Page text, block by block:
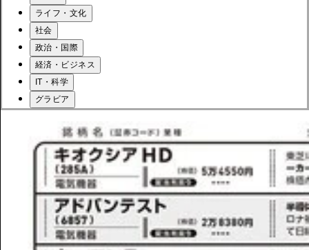
ライフ・文化
社会
政治・国際
経済・ビジネス
IT・科学
グラビア